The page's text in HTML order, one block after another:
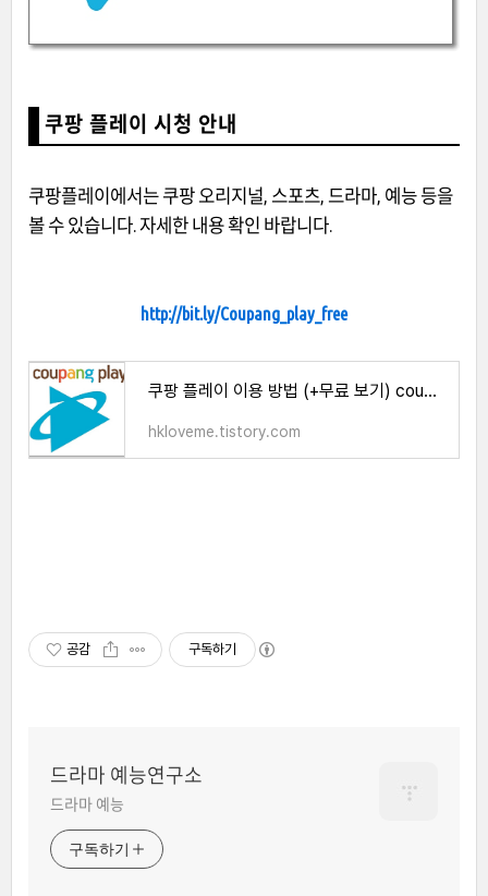
쿠팡 플레이 시청 안내
쿠팡플레이에서는 쿠팡 오리지널, 스포츠, 드라마, 예능 등을
볼 수 있습니다. 자세한 내용 확인 바랍니다.
http://bit.ly/Coupang_play_free
쿠팡 플레이 이용 방법 (+무료 보기) coupang play
hkloveme.tistory.com
공감 구독하기
드라마 예능연구소
드라마 예능
구독하기